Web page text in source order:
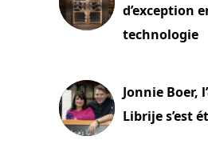
d’exception
technologie
Jonnie Boer,
Librije s’est